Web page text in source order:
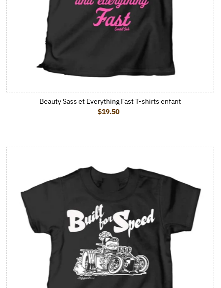
Date, de la plus récente
à la plus ancienne
Beauty Sass et Everything Fast T-shirts enfant
Prix ordinaire
$19.50